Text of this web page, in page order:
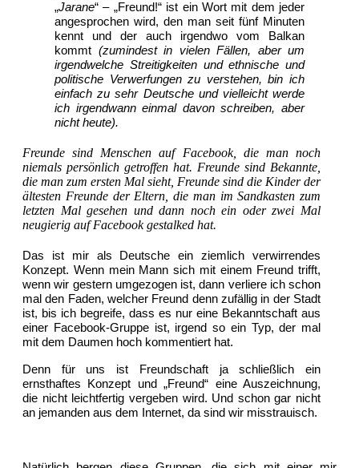
„Jarane“ – „Freund!“ ist ein Wort mit dem jeder
angesprochen wird, den man seit fünf Minuten
kennt und der auch irgendwo vom Balkan
kommt (zumindest in vielen Fällen, aber um
irgendwelche Streitigkeiten und ethnische und
politische Verwerfungen zu verstehen, bin ich
einfach zu sehr Deutsche und vielleicht werde
ich irgendwann einmal davon schreiben, aber
nicht heute).
Freunde sind Menschen auf Facebook, die man noch
niemals persönlich getroffen hat. Freunde sind Bekannte,
die man zum ersten Mal sieht, Freunde sind die Kinder der
ältesten Freunde der Eltern, die man im Sandkasten zum
letzten Mal gesehen und dann noch ein oder zwei Mal
neugierig auf Facebook gestalked hat.
Das ist mir als Deutsche ein ziemlich verwirrendes
Konzept. Wenn mein Mann sich mit einem Freund trifft,
wenn wir gestern umgezogen ist, dann verliere ich schon
mal den Faden, welcher Freund denn zufällig in der Stadt
ist, bis ich begreife, dass es nur eine Bekanntschaft aus
einer Facebook-Gruppe ist, irgend so ein Typ, der mal
mit dem Daumen hoch kommentiert hat.
Denn für uns ist Freundschaft ja schließlich ein
ernsthaftes Konzept und „Freund“ eine Auszeichnung,
die nicht leichtfertig vergeben wird. Und schon gar nicht
an jemanden aus dem Internet, da sind wir misstrauisch.